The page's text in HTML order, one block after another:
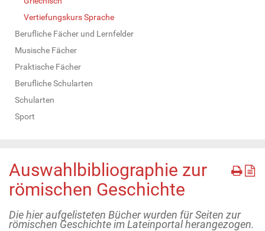
Vertiefungskurs Sprache
Berufliche Fächer und Lernfelder
Musische Fächer
Praktische Fächer
Berufliche Schularten
Schularten
Sport
Auswahlbibliographie zur
römischen Geschichte
Die hier aufgelisteten Bücher wurden für Seiten zur
römischen Geschichte im Lateinportal herangezogen.